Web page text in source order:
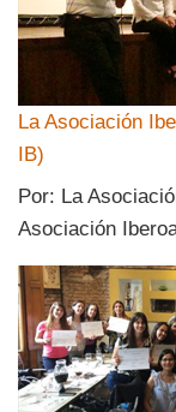
La Asociación
IB)
Por: La
Asociación